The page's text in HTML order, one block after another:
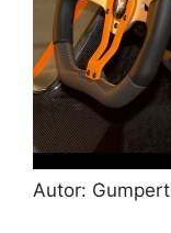
Autor: Gumpert